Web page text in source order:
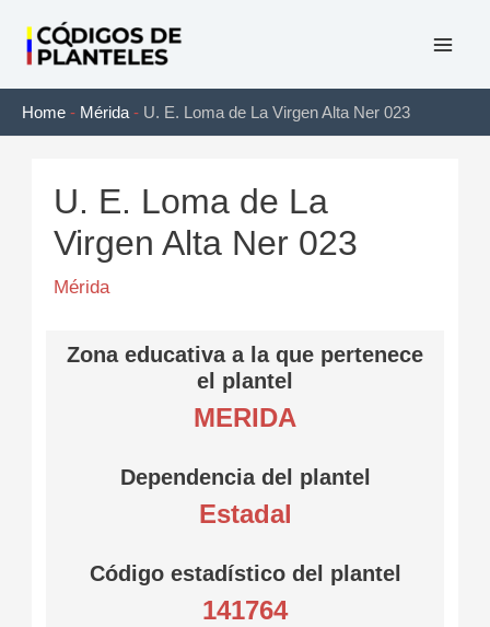
contenido
Home - Mérida - U. E. Loma de La Virgen Alta Ner 023
U. E. Loma de La
Virgen Alta Ner 023
Mérida
Zona educativa a la que pertenece
el plantel
MERIDA
Dependencia del plantel
Estadal
Código estadístico del plantel
141764